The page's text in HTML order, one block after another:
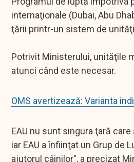
internaţionale (Dubai, Abu
ţării printr-un sistem de
Potrivit Ministerului, unităţile
atunci când este necesar.
OMS avertizează: Varianta
EAU nu sunt singura ţară
iar EAU a înfiinţat un Grup de
ajutorul câinilor", a precizat